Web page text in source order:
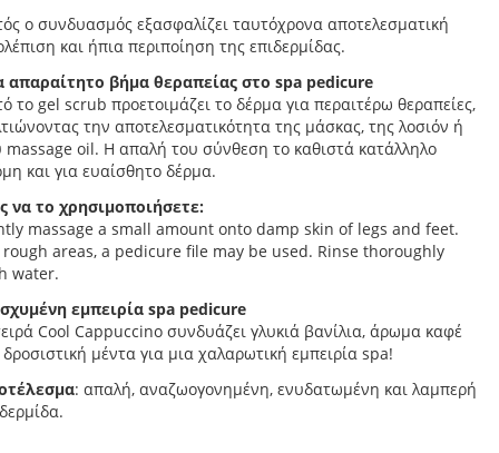
ο συνδυασμός εξασφαλίζει ταυτόχρονα αποτελεσματική
και ήπια περιποίηση της επιδερμίδας.
απαραίτητο βήμα θεραπείας στο spa pedicure
το gel scrub προετοιμάζει το δέρμα για περαιτέρω θεραπείες,
την αποτελεσματικότητα της μάσκας, της λοσιόν ή
massage oil. Η απαλή του σύνθεση το καθιστά κατάλληλο
και για ευαίσθητο δέρμα.
να το χρησιμοποιήσετε:
massage a small amount onto damp skin of legs and feet.
rough areas, a pedicure file may be used. Rinse thoroughly
water.
εμπειρία spa pedicure
Cool Cappuccino συνδυάζει γλυκιά βανίλια, άρωμα καφέ
δροσιστική μέντα για μια χαλαρωτική εμπειρία spa!
: απαλή, αναζωογονημένη, ενυδατωμένη και λαμπερή